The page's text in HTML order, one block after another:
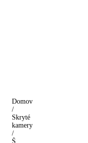
Domov
/
Skryté
kamery
/